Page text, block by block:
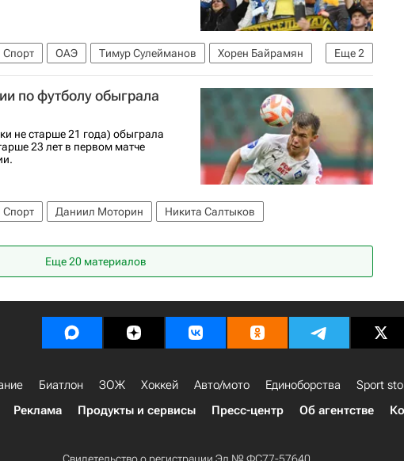
Еще2
Спорт ОАЭ Тимур Сулейманов
Хорен Байрамян
России по футболу)
по футболу обыграла
не старше 21 года) обыграла
23 лет в первом матче
Спорт Даниил Моторин Никита Салтыков
Еще 20 материалов
Биатлон ЗОЖ Хоккей Авто/мото Единоборства Sport
Реклама Продукты и сервисы Пресс-центр Об агентстве